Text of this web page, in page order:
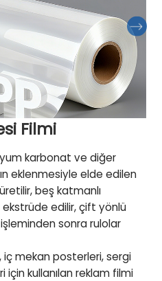
Filmi
karbonat ve diğer
eklenmesiyle elde edilen
beş katmanlı
ekstrüde edilir, çift yönlü
sonra rulolar
iç mekan posterleri, sergi
için kullanılan reklam filmi